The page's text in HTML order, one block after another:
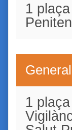
1
1